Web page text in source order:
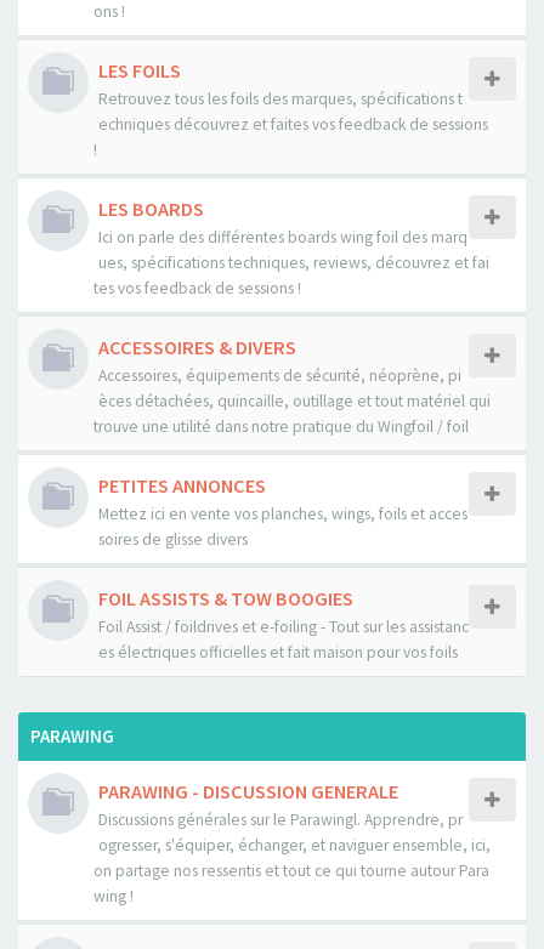
ons !
LES FOILS
Retrouvez tous les foils des marques, spécifications t
echniques découvrez et faites vos feedback de sessions
!
LES BOARDS
Ici on parle des différentes boards wing foil des marq
ues, spécifications techniques, reviews, découvrez et fai
tes vos feedback de sessions !
ACCESSOIRES & DIVERS
Accessoires, équipements de sécurité, néoprène, pi
èces détachées, quincaille, outillage et tout matériel qui
trouve une utilité dans notre pratique du Wingfoil / foil
PETITES ANNONCES
Mettez ici en vente vos planches, wings, foils et acces
soires de glisse divers
FOIL ASSISTS & TOW BOOGIES
Foil Assist / foildrives et e-foiling - Tout sur les assistanc
es électriques officielles et fait maison pour vos foils
PARAWING
PARAWING - DISCUSSION GENERALE
Discussions générales sur le Parawingl. Apprendre, pr
ogresser, s'équiper, échanger, et naviguer ensemble, ici,
on partage nos ressentis et tout ce qui tourne autour Para
wing !